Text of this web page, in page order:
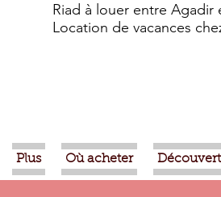
Riad à louer entre Agadir
Location de vacances
Plus Où acheter